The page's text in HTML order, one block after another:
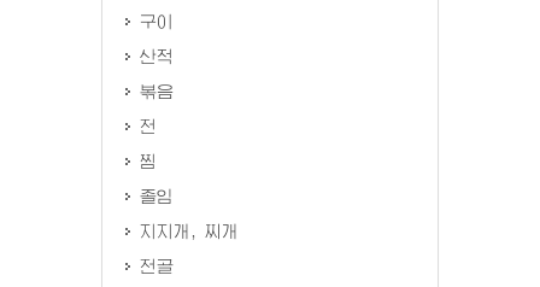
구이
산적
볶음
전
찜
졸임
지지개, 찌개
전골